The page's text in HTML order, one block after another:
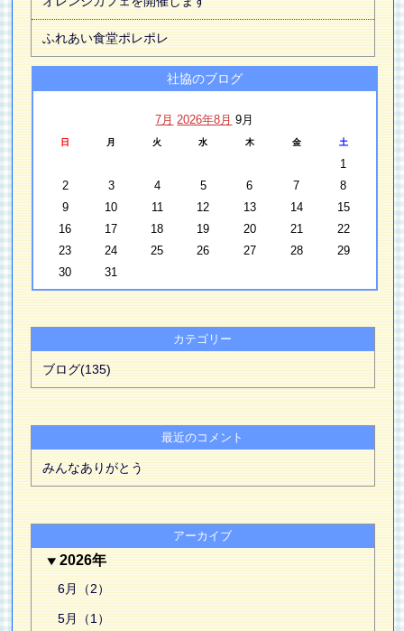
ふれあい食堂ポレポレ
社協のブログ
7月 2026年8月 9月
日 月 火 水 木 金 土
1
2
3 4 5 6 7
8
9
10 11 12 13 14
15
16
17 18 19 20 21
22
23
24 25 26 27 28
29
30
31
カテゴリー
ブログ(135)
最近のコメント
みんなありがとう
アーカイブ
2026年
6月（2）
5月（1）